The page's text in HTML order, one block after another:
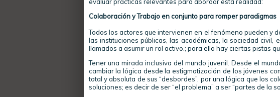
Colaboración y Trabajo en conjunto para romper paradigmas
Todos los actores que intervienen en el fenómeno pueden y
las instituciones públicas, las académicas, la sociedad civil,
llamados a asumir un rol activo.; para ello hay ciertas pistas
Tener una mirada inclusiva del mundo juvenil. Desde el
cambiar la lógica desde la estigmatización de los jóvenes
total y absoluta de sus “desbordes”, por una lógica que los
soluciones; es decir de ser “el problema” a ser “partes de la